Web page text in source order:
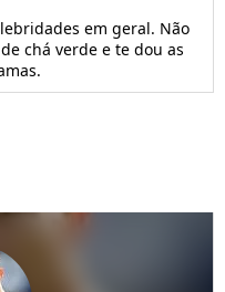
em geral. Não
chá verde e te dou as